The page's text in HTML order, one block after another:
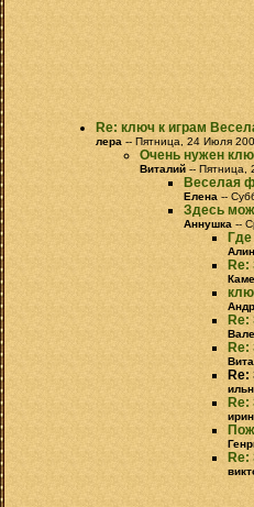
Re: ключ к играм
лера -- Пятница, 24 Июля
Очень нужен
Виталий -- Пятница,
Веселая
Елена --
Здесь
Аннушка --